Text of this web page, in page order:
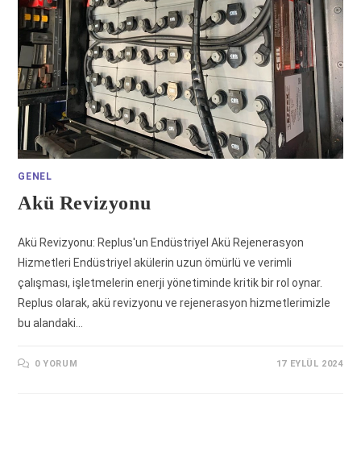
GENEL
Akü Revizyonu
Akü Revizyonu: Replus'un Endüstriyel Akü Rejenerasyon
Hizmetleri Endüstriyel akülerin uzun ömürlü ve verimli
çalışması, işletmelerin enerji yönetiminde kritik bir rol oynar.
Replus olarak, akü revizyonu ve rejenerasyon hizmetlerimizle
bu alandaki…
0 YORUM 17 EYLÜL 2024